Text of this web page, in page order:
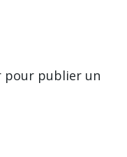
pour publier un